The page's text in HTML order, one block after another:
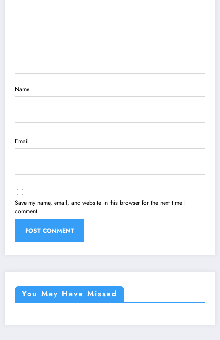
Name
Email
Save my name, email, and website in this browser for the next time I
comment.
You May Have Missed